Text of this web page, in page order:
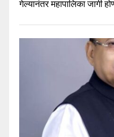
गेल्यानंतर महापालिका जागी